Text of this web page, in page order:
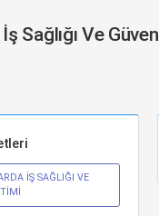
Sağlığı Ve
İŞ SAĞLIĞI VE